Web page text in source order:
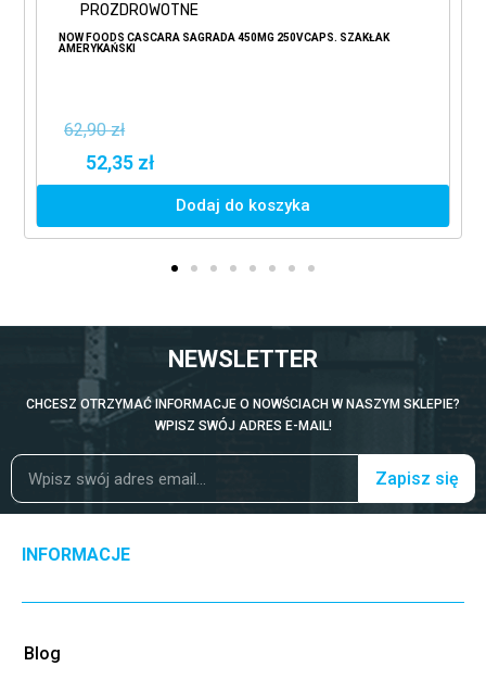
PROZDROWOTNE
NOW FOODS CASCARA SAGRADA 450MG 250VCAPS. SZAKŁAK
AMERYKAŃSKI
62,90 zł
52,35 zł
Dodaj do koszyka
NEWSLETTER
CHCESZ OTRZYMAĆ INFORMACJE O NOWŚCIACH W NASZYM SKLEPIE?
WPISZ SWÓJ ADRES E-MAIL!
Zapisz się
INFORMACJE
Blog